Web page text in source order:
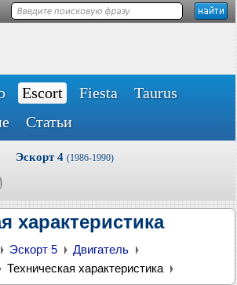
Escort Fiesta
Taurus
Статьи
Эскорт 4 (1986-1990)
характеристика
Эскорт 5
Двигатель
Техническая характеристика